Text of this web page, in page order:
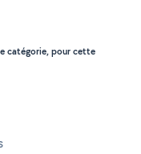
catégorie, pour cette